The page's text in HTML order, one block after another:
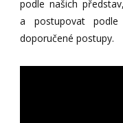
podle našich
a postupovat
doporučené postupy.